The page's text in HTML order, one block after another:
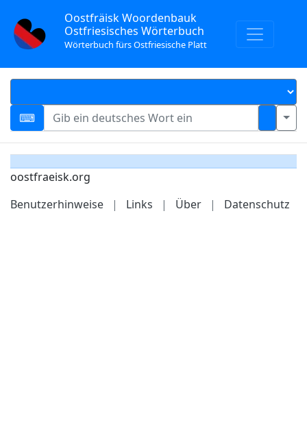
Oostfräisk Woordenbauk
Ostfriesisches Wörterbuch
Wörterbuch fürs Ostfriesische Platt
oostfraeisk.org
Benutzerhinweise
| Links | Über | Datenschutz